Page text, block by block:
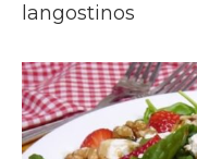
langostinos